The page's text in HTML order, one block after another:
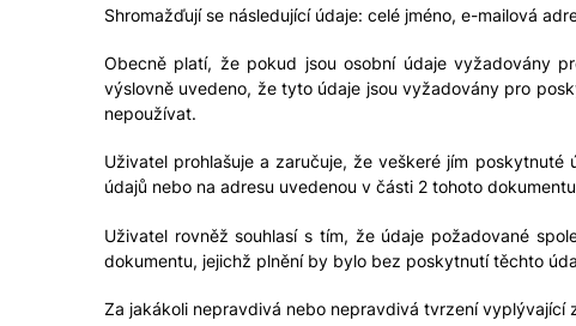
Shromažďují se následující údaje: celé jméno, e-mailová
Obecně platí, že pokud jsou osobní údaje vyžadovány
výslovně uvedeno, že tyto údaje jsou vyžadovány pro
nepoužívat.
Uživatel prohlašuje a zaručuje, že veškeré jím
údajů nebo na adresu uvedenou v části 2 tohoto
Uživatel rovněž souhlasí s tím, že údaje požadované
dokumentu, jejichž plnění by bylo bez poskytnutí těchto
Za jakákoli nepravdivá nebo nepravdivá tvrzení